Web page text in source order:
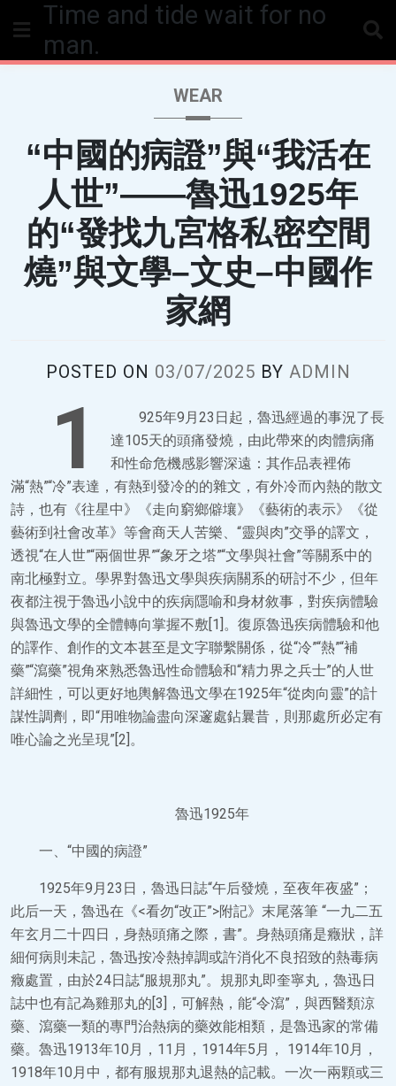
Time and tide wait for no
man.
WEAR
“中國的病證”與“我活在
人世”——魯迅1925年
的“發找九宮格私密空間
燒”與文學–文史–中國作
家網
POSTED ON 03/07/2025 BY ADMIN
1
925年9月23日起，魯迅經過的事況了長
達105天的頭痛發燒，由此帶來的肉體病痛
和性命危機感影響深遠：其作品表裡佈
滿“熱”“冷”表達，有熱到發冷的的雜文，有外冷而內熱的散文
詩，也有《往星中》《走向窮鄉僻壤》《藝術的表示》《從
藝術到社會改革》等會商天人苦樂、“靈與肉”交爭的譯文，
透視“在人世”“兩個世界”“象牙之塔”“文學與社會”等關系中的
南北極對立。學界對魯迅文學與疾病關系的研討不少，但年
夜都注視于魯迅小說中的疾病隱喻和身材敘事，對疾病體驗
與魯迅文學的全體轉向掌握不敷[1]。復原魯迅疾病體驗和他
的譯作、創作的文本甚至是文字聯繫關係，從“冷”“熱”“補
藥”“瀉藥”視角來熟悉魯迅性命體驗和“精力界之兵士”的人世
詳細性，可以更好地輿解魯迅文學在1925年“從肉向靈”的計
謀性調劑，即“用唯物論盡向深邃處鉆曩昔，則那處所必定有
唯心論之光呈現”[2]。
魯迅1925年
一、“中國的病證”
1925年9月23日，魯迅日誌“午后發燒，至夜年夜盛”；
此后一天，魯迅在《<看勿“改正”>附記》末尾落筆 “一九二五
年玄月二十四日，身熱頭痛之際，書”。身熱頭痛是癥狀，詳
細何病則未記，魯迅按冷熱掉調或許消化不良招致的熱毒病
癥處置，由於24日誌“服規那丸”。規那丸即奎寧丸，魯迅日
誌中也有記為雞那丸的[3]，可解熱，能“令瀉”，與西醫類涼
藥、瀉藥一類的專門治熱病的藥效能相類，是魯迅家的常備
藥。魯迅1913年10月，11月，1914年5月， 1914年10月，
1918年10月中，都有服規那丸退熱的記載。一次一兩顆或三